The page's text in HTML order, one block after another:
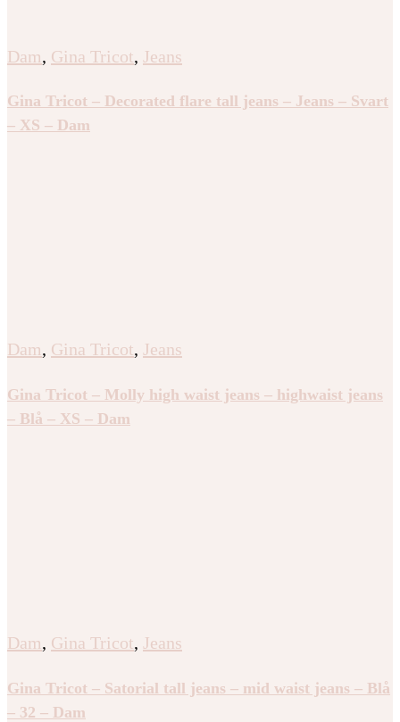
Dam, Gina Tricot, Jeans
Gina Tricot – Decorated flare tall jeans – Jeans – Svart
– XS – Dam
Dam, Gina Tricot, Jeans
Gina Tricot – Molly high waist jeans – highwaist jeans
– Blå – XS – Dam
Dam, Gina Tricot, Jeans
Gina Tricot – Satorial tall jeans – mid waist jeans – Blå
– 32 – Dam